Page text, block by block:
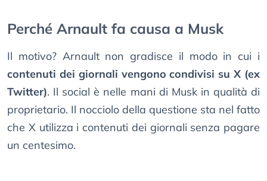
Perché Arnault fa causa a Musk
Il motivo? Arnault non gradisce il modo in cui i
contenuti dei giornali vengono condivisi su X (ex
Twitter). Il social è nelle mani di Musk in qualità di
proprietario. Il nocciolo della questione sta nel fatto
che X utilizza i contenuti dei giornali senza pagare
un centesimo.